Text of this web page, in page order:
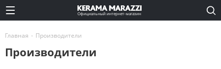
Официальный интернет-магазин
Главная - Производители
Производители